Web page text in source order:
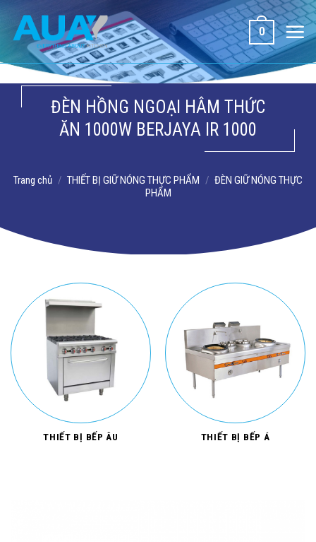
dung
0
ĐÈN HỒNG NGOẠI HÂM THỨC
ĂN 1000W BERJAYA IR 1000
Trang chủ / THIẾT BỊ GIỮ NÓNG THỰC PHẨM / ĐÈN GIỮ NÓNG THỰC
PHẨM
THIẾT BỊ BẾP ÂU THIẾT BỊ BẾP Á